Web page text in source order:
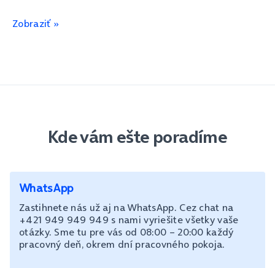
Zobraziť »
Kde vám ešte poradíme
WhatsApp
Zastihnete nás už aj na WhatsApp. Cez chat na
+421 949 949 949 s nami vyriešite všetky vaše
otázky. Sme tu pre vás od 08:00 – 20:00 každý
pracovný deň, okrem dní pracovného pokoja.